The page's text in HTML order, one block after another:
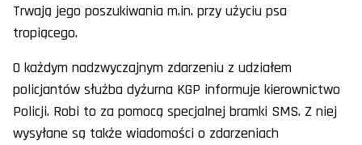
Trwają jego poszukiwania m.in. przy użyciu psa
tropiącego.
O każdym nadzwyczajnym zdarzeniu z udziałem
policjantów służba dyżurna KGP informuje kierownictwo
Policji. Robi to za pomocą specjalnej bramki SMS. Z niej
wysyłane są także wiadomości o zdarzeniach